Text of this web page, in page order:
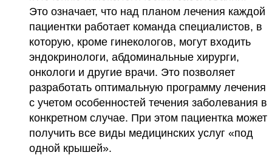
Это означает, что над планом лечения каждой
пациентки работает команда специалистов, в
которую, кроме гинекологов, могут входить
эндокринологи, абдоминальные хирурги,
онкологи и другие врачи. Это позволяет
разработать оптимальную программу лечения
с учетом особенностей течения заболевания в
конкретном случае. При этом пациентка может
получить все виды медицинских услуг «под
одной крышей».